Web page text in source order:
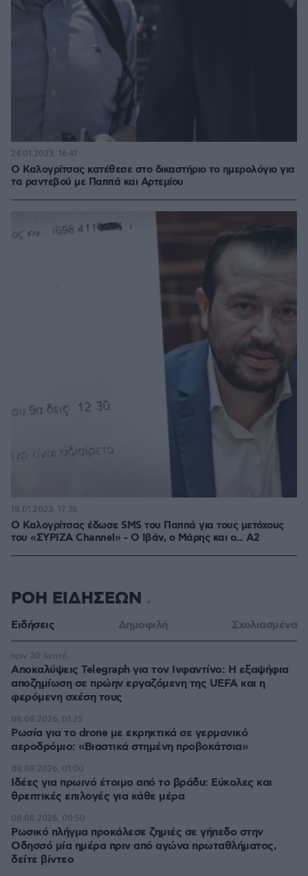
O Καλογρίτσας κατέθεσε στο δικαστήριο το ημερολόγιο για
τα ραντεβού με Παππά και Αρτεμίου
24.01.2023, 16:41
Ο Καλογρίτσας έδωσε SMS του Παππά για τους μετόχους
του «ΣΥΡΙΖΑ Channel» - Ο Ιβάν, ο Μάρης και ο... Α2
18.01.2023, 17:38
ΡΟΗ ΕΙΔΗΣΕΩΝ
Ειδήσεις Δημοφιλή Σχολιασμένα
Αποκαλύψεις Telegraph για τον Ινφαντίνο: Η εξαψήφια
αποζημίωση σε πρώην εργαζόμενη της UEFA και η
φερόμενη σχέση τους
πριν 30 λεπτά
Ρωσία για το drone με εκρηκτικά σε γερμανικό
αεροδρόμιο: «Βιαστικά στημένη προβοκάτσια»
08.08.2026, 01:25
Ιδέες για πρωινό έτοιμο από το βράδυ: Εύκολες και
θρεπτικές επιλογές για κάθε μέρα
08.08.2026, 01:00
Ρωσικό πλήγμα προκάλεσε ζημιές σε γήπεδο στην
Οδησσό μία ημέρα πριν από αγώνα πρωταθλήματος,
δείτε βίντεο
08.08.2026, 00:50